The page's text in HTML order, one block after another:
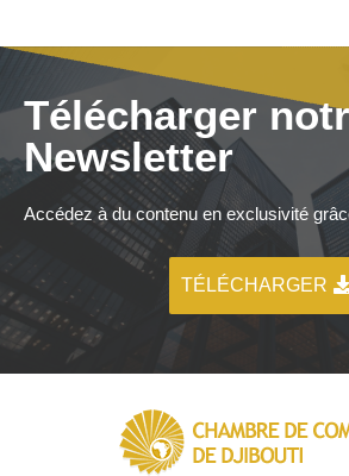
Télécharger
Newsletter
Accédez à du contenu en exclusivité
TÉLÉCHARGER